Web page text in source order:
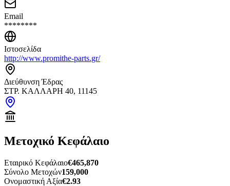
Email
********
Ιστοσελίδα
http://www.promithe-parts.gr/
Διεύθυνση Έδρας
ΣΤΡ. ΚΑΛΛΑΡΗ 40, 11145
Μετοχικό Κεφάλαιο
Εταιρικό Κεφάλαιο€465,870
Σύνολο Μετοχών159,000
Ονομαστική Αξία€2.93